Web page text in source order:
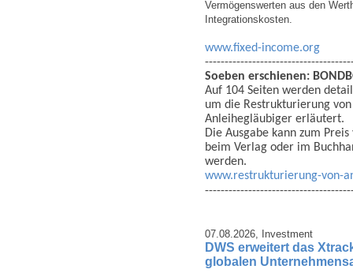
Vermögenswerten aus den
Integrationskosten.
www.fixed-income.org
Soeben erschienen:
Auf 104 Seiten werden
um die Restrukturierung
Anleihegläubiger erläutert.
Die Ausgabe kann zum
beim Verlag oder im
werden.
www.restrukturierung-von-
07.08.2026, Investment
DWS erweitert das
globalen